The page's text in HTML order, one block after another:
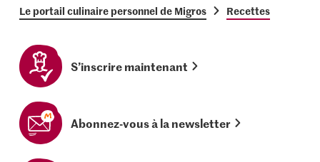
Le portail culinaire personnel de Migros Recettes
S’inscrire maintenant
Abonnez-vous à la newsletter